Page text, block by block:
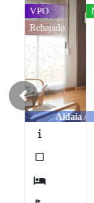
Novedad
Previous